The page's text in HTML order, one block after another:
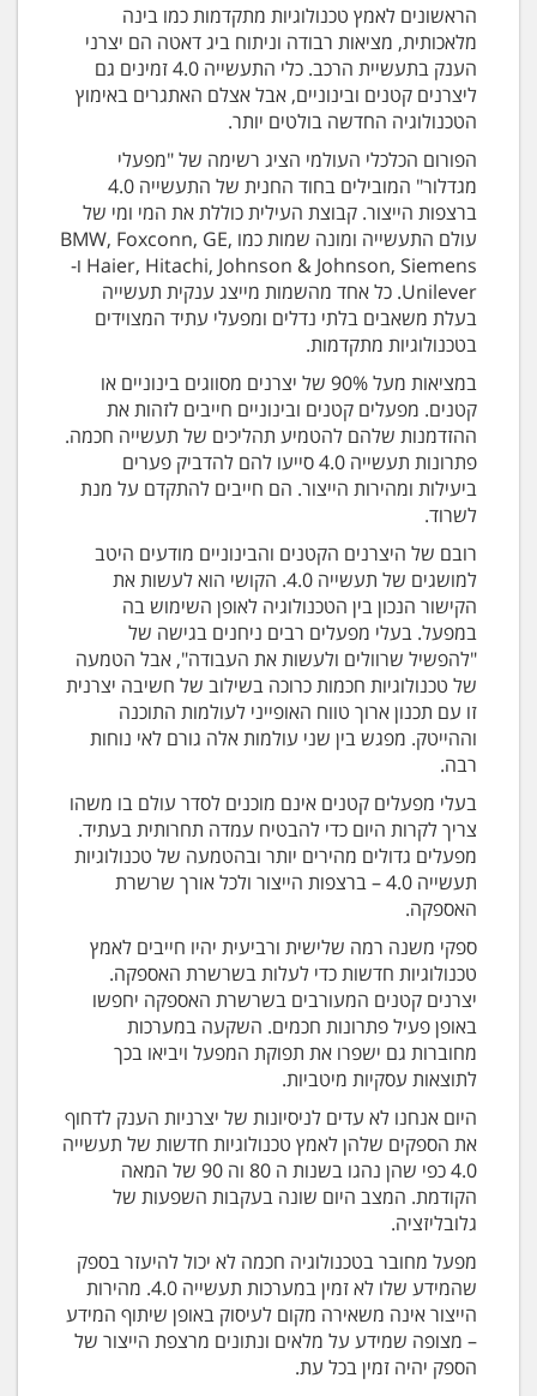
הראשונים לאמץ טכנולוגיות מתקדמות כמו בינה
מלאכותית, מציאות רבודה וניתוח ביג דאטה הם יצרני
הענק בתעשיית הרכב. כלי התעשייה 4.0 זמינים גם
ליצרנים קטנים ובינוניים, אבל אצלם האתגרים באימוץ
הטכנולוגיה החדשה בולטים יותר.
הפורום הכלכלי העולמי הציג רשימה של "מפעלי
מגדלור" המובילים בחוד החנית של התעשייה 4.0
ברצפות הייצור. קבוצת העילית כוללת את המי ומי של
עולם התעשייה ומונה שמות כמו BMW, Foxconn, GE,
Haier, Hitachi, Johnson & Johnson, Siemens ו-
Unilever. כל אחד מהשמות מייצג ענקית תעשייה
בעלת משאבים בלתי נדלים ומפעלי עתיד המצוידים
בטכנולוגיות מתקדמות.
במציאות מעל 90% של יצרנים מסווגים בינוניים או
קטנים. מפעלים קטנים ובינוניים חייבים לזהות את
ההזדמנות שלהם להטמיע תהליכים של תעשייה חכמה.
פתרונות תעשייה 4.0 סייעו להם להדביק פערים
ביעילות ומהירות הייצור. הם חייבים להתקדם על מנת
לשרוד.
רובם של היצרנים הקטנים והבינוניים מודעים היטב
למושגים של תעשייה 4.0. הקושי הוא לעשות את
הקישור הנכון בין הטכנולוגיה לאופן השימוש בה
במפעל. בעלי מפעלים רבים ניחנים בגישה של
"להפשיל שרוולים ולעשות את העבודה", אבל הטמעה
של טכנולוגיות חכמות כרוכה בשילוב של חשיבה יצרנית
זו עם תכנון ארוך טווח האופייני לעולמות התוכנה
וההייטק. מפגש בין שני עולמות אלה גורם לאי נוחות
רבה.
בעלי מפעלים קטנים אינם מוכנים לסדר עולם בו משהו
צריך לקרות היום כדי להבטיח עמדה תחרותית בעתיד.
מפעלים גדולים מהירים יותר ובהטמעה של טכנולוגיות
תעשייה 4.0 – ברצפות הייצור ולכל אורך שרשרת
האספקה.
ספקי משנה רמה שלישית ורביעית יהיו חייבים לאמץ
טכנולוגיות חדשות כדי לעלות בשרשרת האספקה.
יצרנים קטנים המעורבים בשרשרת האספקה יחפשו
באופן פעיל פתרונות חכמים. השקעה במערכות
מחוברות גם ישפרו את תפוקת המפעל ויביאו בכך
לתוצאות עסקיות מיטביות.
היום אנחנו לא עדים לניסיונות של יצרניות הענק לדחוף
את הספקים שלהן לאמץ טכנולוגיות חדשות של תעשייה
4.0 כפי שהן נהגו בשנות ה 80 וה 90 של המאה
הקודמת. המצב היום שונה בעקבות השפעות של
גלובליזציה.
מפעל מחובר בטכנולוגיה חכמה לא יכול להיעזר בספק
שהמידע שלו לא זמין במערכות תעשייה 4.0. מהירות
הייצור אינה משאירה מקום לעיסוק באופן שיתוף המידע
– מצופה שמידע על מלאים ונתונים מרצפת הייצור של
הספק יהיה זמין בכל עת.